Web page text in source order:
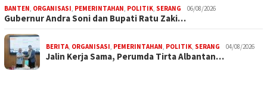
BANTEN, ORGANISASI, PEMERINTAHAN, POLITIK, SERANG 06/08/2026
Gubernur Andra Soni dan Bupati Ratu Zaki…
BERITA, ORGANISASI, PEMERINTAHAN, POLITIK, SERANG 04/08/2026
Jalin Kerja Sama, Perumda Tirta Albantan…